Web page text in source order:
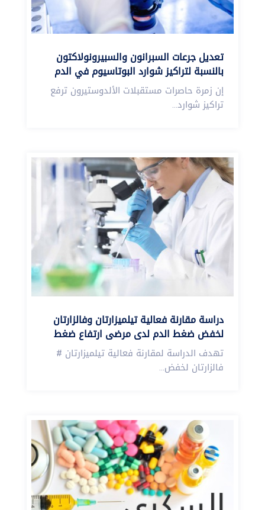
تعديل جرعات السبرانون والسبيرونولاكتون
بالنسبة لتراكيز شوارد البوتاسيوم في الدم
إن زمرة حاصرات مستقبلات الألدوستيرون ترفع
تراكيز شوارد...
دراسة مقارنة فعالية تيلميزارتان وفالزارتان
لخفض ضغط الدم لدى مرضى ارتفاع ضغط
تهدف الدراسة لمقارنة فعالية تيلميزارتان #
فالزارتان لخفض...